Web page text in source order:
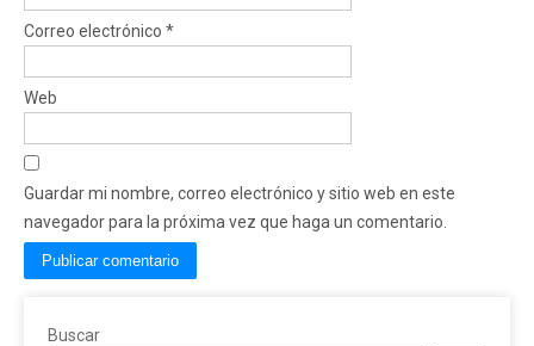
Correo electrónico *
Web
Guardar mi nombre, correo electrónico y sitio web en este
navegador para la próxima vez que haga un comentario.
Buscar